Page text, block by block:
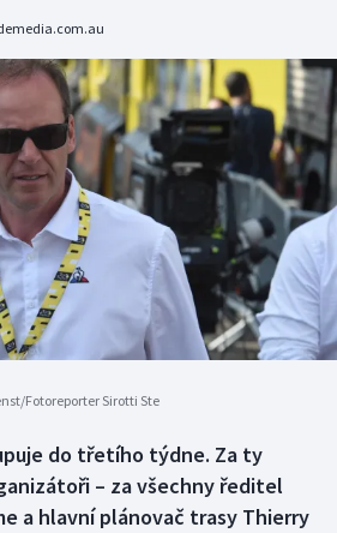
Fotoreporter Sirotti Ste
do třetího týdne. Za ty
– za všechny ředitel
a hlavní plánovač trasy Thierry